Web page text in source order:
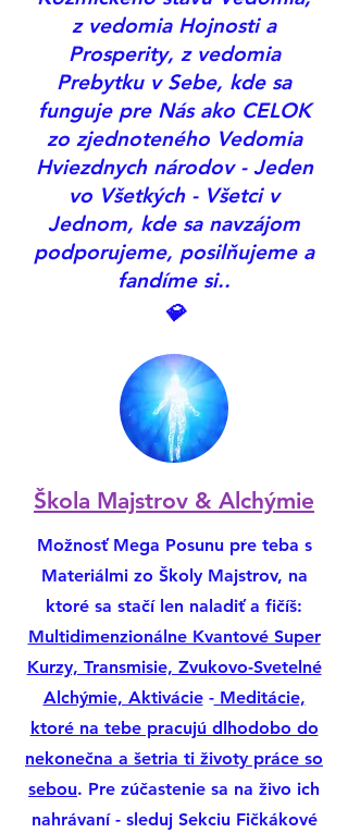
z vedomia Hojnosti a
Prosperity, z vedomia
Prebytku v Sebe, kde sa
funguje pre Nás ako CELOK
zo zjednoteného Vedomia
Hviezdnych národov - Jeden
vo Všetkých - Všetci v
Jednom, kde sa navzájom
podporujeme, posilňujeme a
fandíme si..
💎
​Škola Majstrov & Alchýmie
Možnosť Mega Posunu pre teba s
Materiálmi zo Školy Majstrov, na
ktoré sa stačí len naladiť a fičíš:
Multidimenzionálne Kvantové Super
Kurzy, Transmisie, Zvukovo-Svetelné
Alchýmie, Aktivácie-Meditácie,
ktoré na tebe pracujú dlhodobo do
nekonečna a šetria ti životy práce so
sebou. Pre zúčastenie sa na živo ich
nahrávaní - sleduj Sekciu Fičkákové